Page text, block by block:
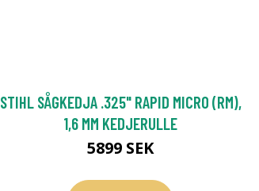
STIHL SÅGKEDJA .325" RAPID MICRO (RM),
1,6 MM KEDJERULLE
5899 SEK